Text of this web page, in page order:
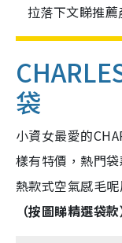
拉落下文睇推薦
袋
小資女最愛的
樣有特價，熱門
熱款式空氣感毛
（按圖睇精選袋款